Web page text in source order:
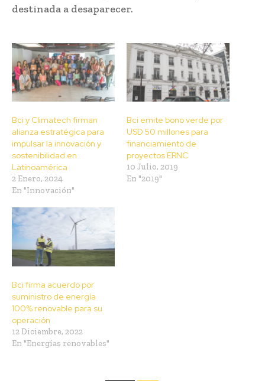
destinada a desaparecer.
Bci y Climatech firman
alianza estratégica para
impulsar la innovación y
sostenibilidad en
Latinoamérica
2 Enero, 2024
En "Innovación"
Bci emite bono verde por
USD 50 millones para
financiamiento de
proyectos ERNC
10 Julio, 2019
En "2019"
Bci firma acuerdo por
suministro de energía
100% renovable para su
operación
12 Diciembre, 2022
En "Energías renovables"